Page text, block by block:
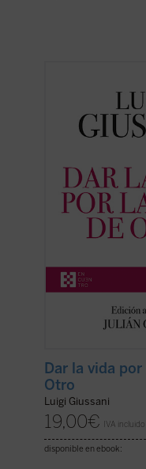
2004) es el sexto y
dedicado a las
Luigi Giussani en los
espirituales de la
Giussani pone de ...
Dar la vida
Otro
Luigi Giussani
19,00€ IVA incluido
disponible en ebook: